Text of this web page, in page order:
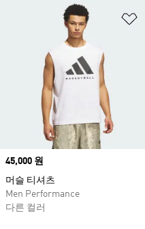
Price
45,000 원
머슬 티셔츠
Men Performance
다른 컬러